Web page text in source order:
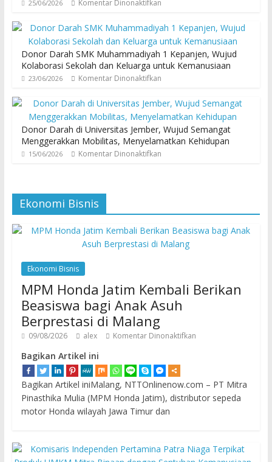
25/06/2026 Komentar Dinonaktifkan
Donor Darah SMK Muhammadiyah 1 Kepanjen, Wujud
Kolaborasi Sekolah dan Keluarga untuk Kemanusiaan
23/06/2026 Komentar Dinonaktifkan
Donor Darah di Universitas Jember, Wujud Semangat
Menggerakkan Mobilitas, Menyelamatkan Kehidupan
15/06/2026 Komentar Dinonaktifkan
Ekonomi Bisnis
Ekonomi Bisnis
MPM Honda Jatim Kembali Berikan
Beasiswa bagi Anak Asuh
Berprestasi di Malang
09/08/2026 alex Komentar Dinonaktifkan
Bagikan Artikel ini
Bagikan Artikel iniMalang, NTTOnlinenow.com – PT Mitra
Pinasthika Mulia (MPM Honda Jatim), distributor sepeda
motor Honda wilayah Jawa Timur dan